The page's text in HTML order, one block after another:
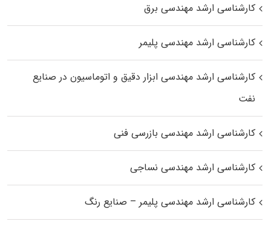
کارشناسی ارشد مهندسی برق
کارشناسی ارشد مهندسی پلیمر
کارشناسی ارشد مهندسی ابزار دقیق و اتوماسیون در صنایع
نفت
کارشناسی ارشد مهندسی بازرسی فنی
کارشناسی ارشد مهندسی نساجی
کارشناسی ارشد مهندسی پلیمر – صنایع رنگ